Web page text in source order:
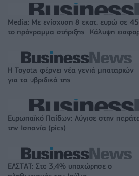
Media: Με ενίσχυση 8 εκατ. ευρώ σε
το πρόγραμμα στήριξης- Κάλυψη
Η Toyota φέρνει νέα γενιά μπαταριών
για τα υβριδικά της
Ευρωπαϊκό Παίδων: Λύγισε στην
την Ισπανία (pics)
ΕΛΣΤΑΤ: Στο 3,4% υποχώρησε ο